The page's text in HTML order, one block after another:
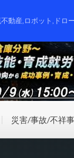
動産,ロボット,ドロ
災害/事故/不祥事